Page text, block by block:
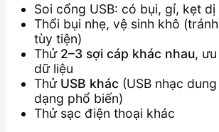
Soi cổng USB: có bụi, gỉ, kẹt
Thổi bụi nhẹ, vệ sinh khô
tùy tiện)
Thử 2–3 sợi cáp khác nhau,
dữ liệu
Thử USB khác (USB nhạc
dạng phổ biến)
Thử sạc điện thoại khác